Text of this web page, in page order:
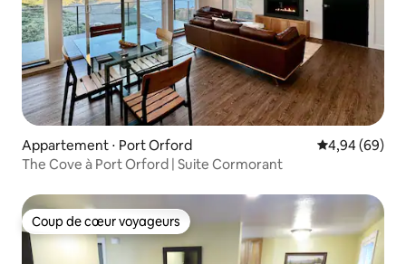
Appartement ⋅ Port Orford Évaluation
4,94 (69)
The Cove à Port Orford | Suite Cormorant
Coup de cœur voyageurs
Coup de cœur voyageurs